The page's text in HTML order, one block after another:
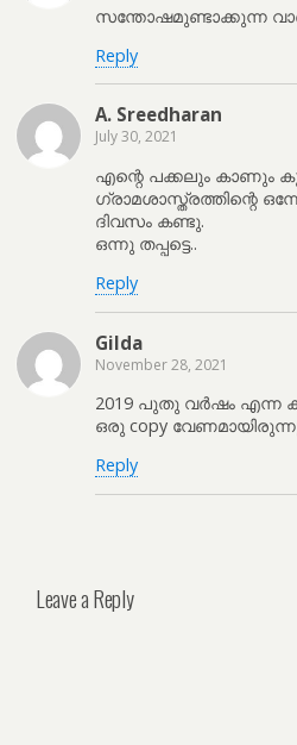
സന്തോഷമുണ്ടാക്കുന്ന
Reply
A. Sreedharan
July 30, 2021
എന്റെ പക്കലും കാണും
ഗ്രാമശാസ്ത്രത്തിന്റെ
ദിവസം കണ്ടു.
ഒന്നു തപ്പട്ടെ..
Reply
Gilda
November 28, 2021
2019 പുതു വർഷം എന്ന
ഒരു copy വേണമായിരുന്നു
Reply
Leave a Reply